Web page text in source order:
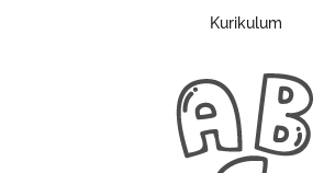
Kurikulum